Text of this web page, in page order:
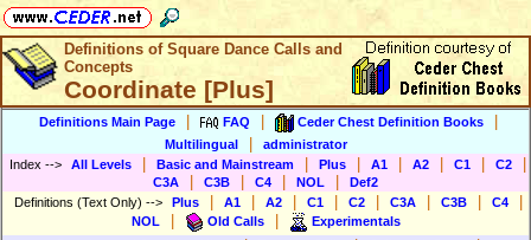
Definitions of Square Dance Calls and
Concepts
Coordinate [Plus]
Definitions Main Page FAQ Ceder Chest Definition Books
Multilingual
administrator
Index --> All Levels Basic and Mainstream Plus A1 A2 C1 C2
C3A C3B C4 NOL
Def2
Definitions (Text Only) --> Plus A1 A2 C1 C2 C3A C3B C4
NOL Old Calls
Experimentals